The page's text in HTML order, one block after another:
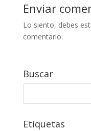
Enviar
Lo siento, debes
comentario.
Buscar
Etiquetas